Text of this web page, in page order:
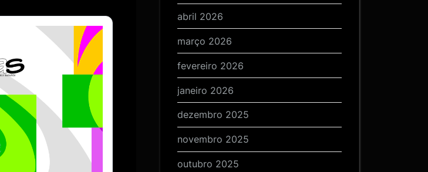
abril 2026
março 2026
fevereiro 2026
janeiro 2026
dezembro 2025
novembro 2025
outubro 2025